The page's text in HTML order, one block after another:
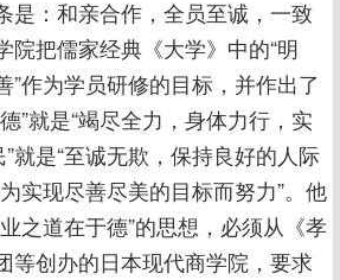
是：和亲合作，全员至诚，一致
院把儒家经典《大学》中的“明
”作为学员研修的目标，并作出了
”就是“竭尽全力，身体力行，实
”就是“至诚无欺，保持良好的人际
为实现尽善尽美的目标而努力”。他
之道在于德”的思想，必须从《孝
等创办的日本现代商学院，要求